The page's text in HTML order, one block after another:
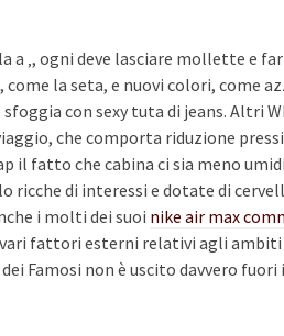
a ‚, ogni deve lasciare mollette e
la seta, e nuovi colori, come
con sexy tuta di jeans. Altri
che comporta riduzione
il fatto che cabina ci sia meno
ricche di interessi e dotate di
i molti dei suoi nike air max
fattori esterni relativi agli
Famosi non è uscito davvero